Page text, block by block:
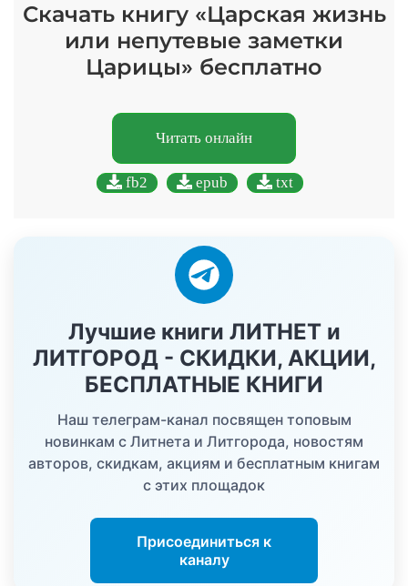
Скачать книгу «Царская жизнь
или непутевые заметки
Царицы» бесплатно
Читать онлайн
fb2 epub txt
Лучшие книги ЛИТНЕТ и
ЛИТГОРОД - СКИДКИ, АКЦИИ,
БЕСПЛАТНЫЕ КНИГИ
Наш телеграм-канал посвящен топовым
новинкам с Литнета и Литгорода, новостям
авторов, скидкам, акциям и бесплатным книгам
с этих площадок
Присоединиться к
каналу